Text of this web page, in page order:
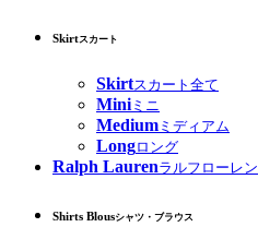
Skirtスカート
Skirtスカート全て
Miniミニ
Medium ミディアム
Longロング
Ralph Laurenラルフローレン
Shirts Blousシャツ・ブラウス